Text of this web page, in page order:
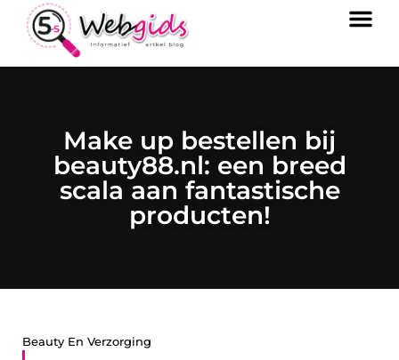
Make up bestellen bij
beauty88.nl: een breed
scala aan fantastische
producten!
Beauty En Verzorging